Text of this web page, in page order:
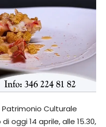
Culturale
oggi 14 aprile, alle 15.30,